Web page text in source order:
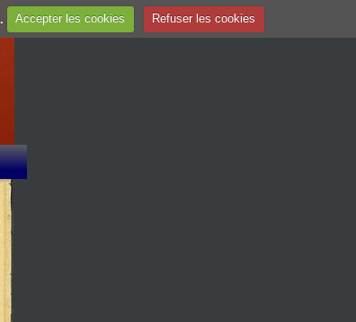
. Accepter les cookies Refuser les cookies